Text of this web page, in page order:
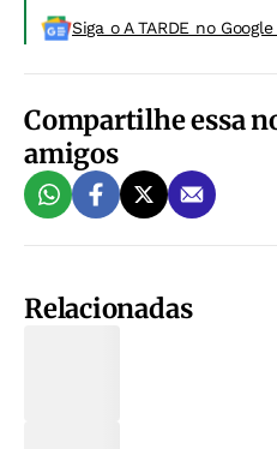
Siga o A TARDE no
Compartilhe essa
amigos
Relacionadas